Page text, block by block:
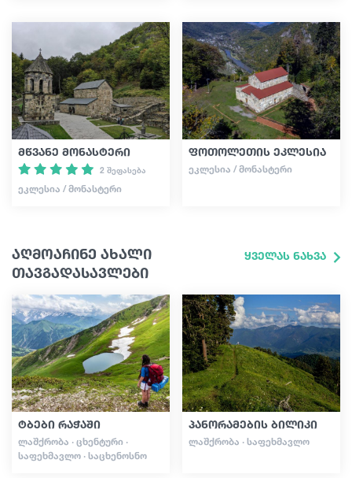
მწვანე მონასტერი
2 შეფასება
ᲔᲙᲚᲔᲡᲘᲐ / ᲛᲝᲜᲐᲡᲢᲔᲠᲘ
ფოთოლეთის ეკლესია
ᲔᲙᲚᲔᲡᲘᲐ / ᲛᲝᲜᲐᲡᲢᲔᲠᲘ
აღმოაჩინე ახალი
თავგადასავლები
ყველას ნახვა
ტბები რაჭაში
ᲚᲐᲨᲥᲠᲝᲑᲐ · ᲪᲮᲔᲜᲢᲣᲠᲘ ·
ᲡᲐᲤᲔᲮᲛᲐᲕᲚᲝ · ᲡᲐᲪᲮᲔᲜᲝᲡᲜᲝ
პანორამების ბილიკი
ᲚᲐᲨᲥᲠᲝᲑᲐ · ᲡᲐᲤᲔᲮᲛᲐᲕᲚᲝ